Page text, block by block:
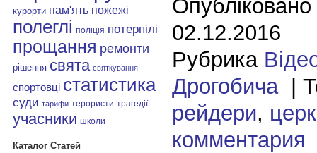
курорти пам'ять пожежі
полеглі поліція потерпілі
прощання ремонти
рішення свята святкування
спортовці статистика
суди тарифи терористи трагедії
учасники школи
Каталог Статей
02.12.2016
Рубрика
Дрогобича|
рейдери,
комментария